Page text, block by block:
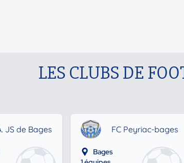
LES CLUBS DE
JS de Bages FC Peyriac-bages
Bages